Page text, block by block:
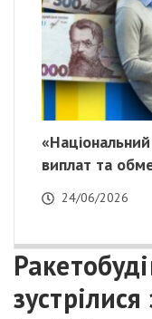
виплат та
24/06/2026